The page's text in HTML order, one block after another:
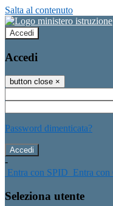
Salta al contenuto
Accedi
Accedi
button close ×
Password dimenticata?
-
Entra con SPID Entra con
Seleziona utente